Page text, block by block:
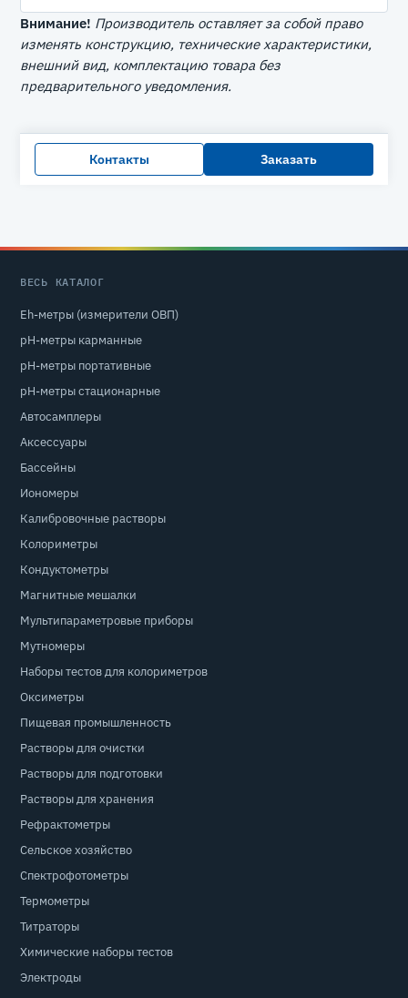
Внимание! Производитель оставляет за собой право
изменять конструкцию, технические характеристики,
внешний вид, комплектацию товара без
предварительного уведомления.
Контакты Заказать
ВЕСЬ КАТАЛОГ
Eh-метры (измерители ОВП)
pH-метры карманные
pH-метры портативные
pH-метры стационарные
Автосамплеры
Аксессуары
Бассейны
Иономеры
Калибровочные растворы
Колориметры
Кондуктометры
Магнитные мешалки
Мультипараметровые приборы
Мутномеры
Наборы тестов для колориметров
Оксиметры
Пищевая промышленность
Растворы для очистки
Растворы для подготовки
Растворы для хранения
Рефрактометры
Сельское хозяйство
Спектрофотометры
Термометры
Титраторы
Химические наборы тестов
Электроды